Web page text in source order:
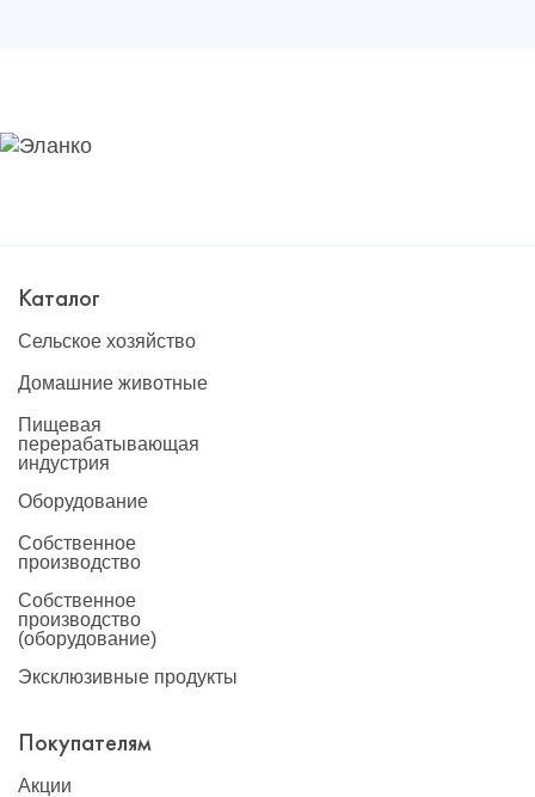
Каталог
Сельское хозяйство
Домашние животные
Пищевая
перерабатывающая
индустрия
Оборудование
Собственное
производство
Собственное
производство
(оборудование)
Эксклюзивные продукты
Покупателям
Акции